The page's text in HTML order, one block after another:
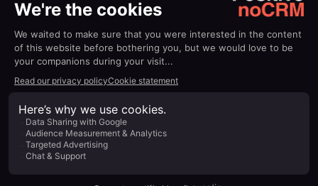
ainda mais sua mensagem. Ao abrir um lead e
clicar em executar ação, uma conversa no
WhatsApp com o lead é aberta automaticamente
já com a mensagem predefinida. Tudo o que você
precisa fazer é clicar em enviar.